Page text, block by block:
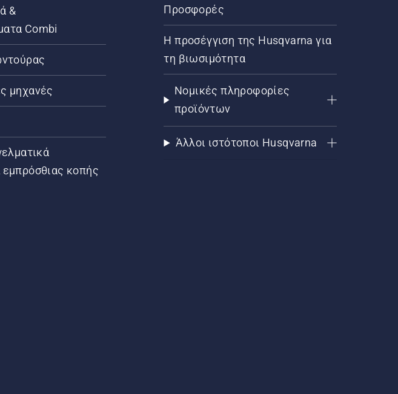
&
Combi
μηχανές
κοπής
Προσφορές
Η προσέγγιση της Husqvarna για
τη βιωσιμότητα
Νομικές πληροφορίες
προϊόντων
Άλλοι ιστότοποι Husqvarna